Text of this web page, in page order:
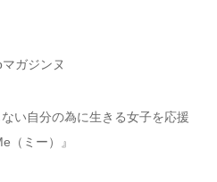
ガジンヌ
い自分の為に生きる女子を応援
（ミー）』